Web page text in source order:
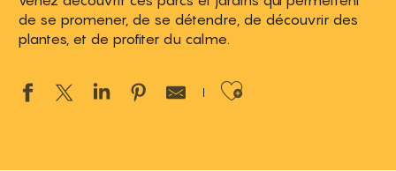
de se promener, de se détendre, de découvrir des
plantes, et de profiter du calme.
Ajouter aux